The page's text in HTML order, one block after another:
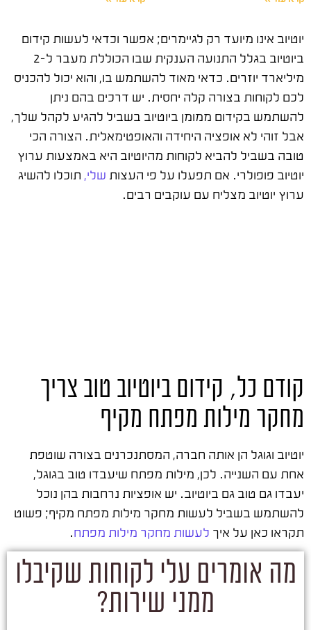
יוטיוב אינו מיועד רק לגיימרים; אפשר וכדאי לעשות קידום
ביוטיוב בגלל התנועה הענקית שבו הכוללת מעבר ל-2
מיליארד יוזרים. כדאי מאוד להשתמש בו, והוא יכול להכניס
לכם לקוחות בצורה קלה יחסית. יש דרכים בהם ניתן
להשתמש בקידום ממומן ביוטיוב בשביל להגיע לקהל שלך,
אבל זוהי לא אופציה היחידה והאופטימאלית. הצורה הכי
טובה בשביל להביא לקוחות מהיוטיוב היא באמצעות ערוץ
יוטיוב פופולרי. אם תפעלו על פי העצות שלי, תוכלו להשיג
ערוץ יוטיוב מצליח עם עוקבים רבים.
קודם כל, קידום ביוטיוב טוב צריך
מחקר מילות מפתח מקיף
יוטיוב וגוגל הן אותה חברה, המסתנכרנים בצורה שוטפת
אחת עם השנייה. לכן, מילות מפתח שיעבדו טוב בגוגל,
יעבדו גם טוב גם ביוטיוב. יש אופציות נרחבות בהן נוכל
להשתמש בשביל לעשות מחקר מילות מפתח מקיף; פשוט
תקראו כאן על איך לעשות מחקר מילות מפתח.
מה אומרים עלי לקוחות שקיבלו
ממני שירות?